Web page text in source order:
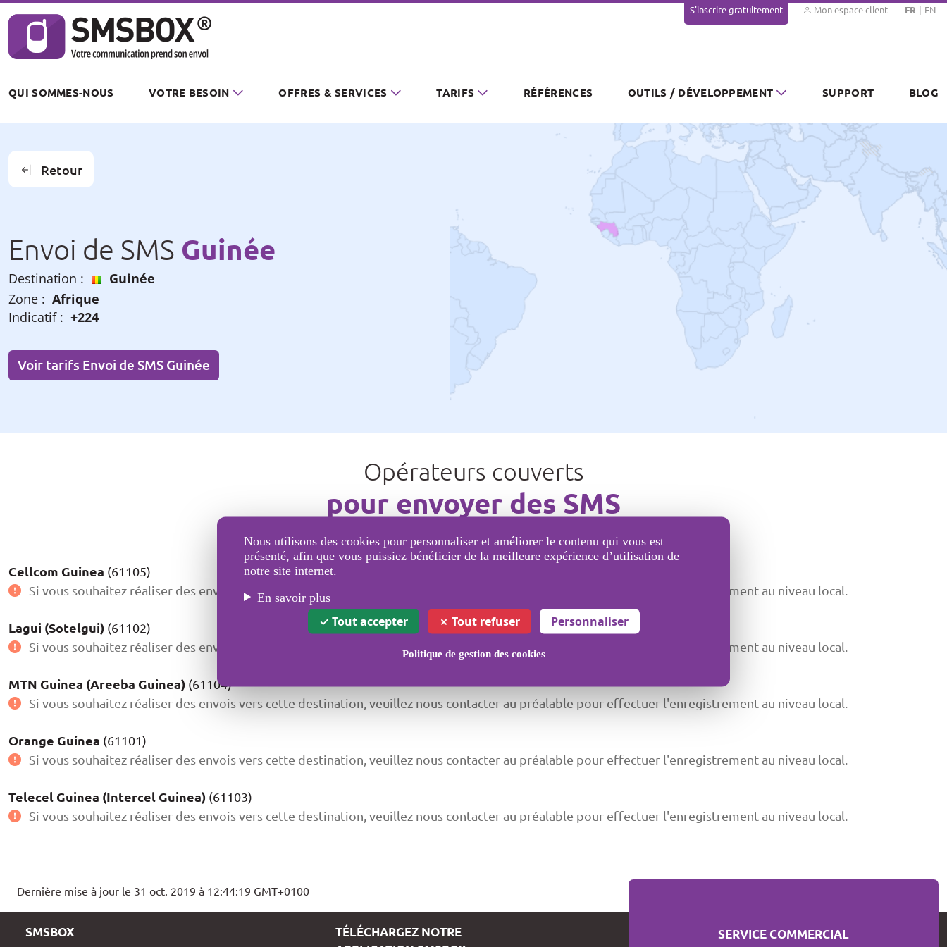
Nous utilisons des cookies pour personnaliser et améliorer le contenu qui vous est
présenté, afin que vous puissiez bénéficier de la meilleure expérience d’utilisation de
notre site internet.
En savoir plus
Tout accepter Tout refuser Personnaliser
Politique de gestion des cookies
S'inscrire gratuitement Mon espace client FR EN
QUI SOMMES-NOUS VOTRE BESOIN OFFRES & SERVICES TARIFS RÉFÉRENCES OUTILS / DÉVELOPPEMENT SUPPORT BLOG
Retour
Envoi de SMS Guinée
Destination :
Guinée
Zone : Afrique
Indicatif : +224
Voir tarifs Envoi de SMS Guinée
Opérateurs couverts
pour envoyer des SMS
Cellcom Guinea (61105)
Si vous souhaitez réaliser des envois vers cette destination, veuillez nous contacter au préalable pour effectuer l'enregistrement au niveau local.
Lagui (Sotelgui) (61102)
Si vous souhaitez réaliser des envois vers cette destination, veuillez nous contacter au préalable pour effectuer l'enregistrement au niveau local.
MTN Guinea (Areeba Guinea) (61104)
Si vous souhaitez réaliser des envois vers cette destination, veuillez nous contacter au préalable pour effectuer l'enregistrement au niveau local.
Orange Guinea (61101)
Si vous souhaitez réaliser des envois vers cette destination, veuillez nous contacter au préalable pour effectuer l'enregistrement au niveau local.
Telecel Guinea (Intercel Guinea) (61103)
Si vous souhaitez réaliser des envois vers cette destination, veuillez nous contacter au préalable pour effectuer l'enregistrement au niveau local.
Dernière mise à jour le 31 oct. 2019 à 12:44:19 GMT+0100
SMSBOX
TÉLÉCHARGEZ NOTRE
SERVICE COMMERCIAL